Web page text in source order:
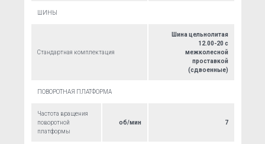
ШИНЫ
Стандартная комплектация
Шина цельнолитая
12.00-20 c
межколесной
проставкой
(сдвоенные)
ПОВОРОТНАЯ ПЛАТФОРМА
Частота вращения
поворотной
платформы
об/мин 7